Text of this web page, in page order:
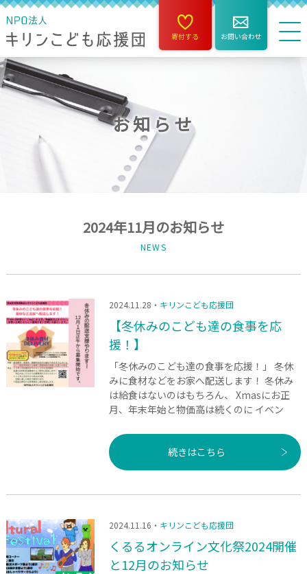
寄付する お問い合わせ
お知らせ
2024年11月のお知らせ
NEWS
2024.11.28・ キリンこども応援団
【冬休みのこども達の食事を応
援！】
「冬休みのこども達の食事を応援！」 冬休
みに食材などをお家へ配送します！ 冬休み
は給食はないのはもちろん、 Xmasにお正
月、年末年始と物価高は続くのに イベン
続きはこちら
2024.11.16・ キリンこども応援団
くるるオンライン文化祭2024開催
と12月のお知らせ